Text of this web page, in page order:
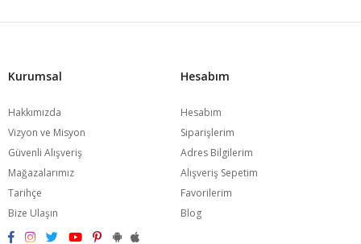
Kurumsal
Hakkımızda
Vizyon ve Misyon
Güvenli Alışveriş
Mağazalarımız
Tarihçe
Bize Ulaşın
Hesabım
Hesabım
Siparişlerim
Adres Bilgilerim
Alışveriş Sepetim
Favorilerim
Blog